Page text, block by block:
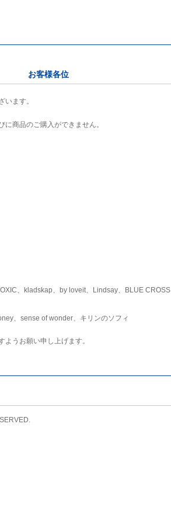
お客様各位
います。
商品のご購入ができません。
、kladskap、by loveit、Lindsay、BLUE CROSS
、sense of wonder、キリンのソフィ
うお願い申し上げます。